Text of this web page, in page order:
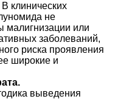
клинических
не
малигнизации или
заболеваний,
риска проявления
широкие и
выведения